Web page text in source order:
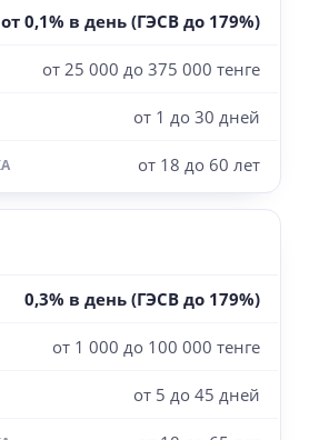
от 0,1% в день (ГЭСВ до 179%)
от 25 000 до 375 000 тенге
от 1 до 30 дней
от 18 до 60 лет
0,3% в день (ГЭСВ до 179%)
от 1 000 до 100 000 тенге
от 5 до 45 дней